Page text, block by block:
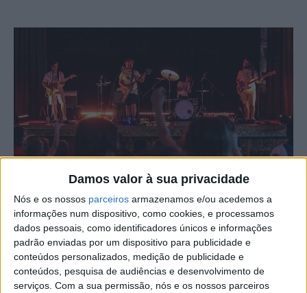
Damos valor à sua privacidade
Nós e os nossos parceiros armazenamos e/ou acedemos a
informações num dispositivo, como cookies, e processamos
dados pessoais, como identificadores únicos e informações
padrão enviadas por um dispositivo para publicidade e
conteúdos personalizados, medição de publicidade e
conteúdos, pesquisa de audiências e desenvolvimento de
serviços. Com a sua permissão, nós e os nossos parceiros
O Centro Cultural de Alcains, no concelho de Castelo
Branco, recebe o espetáculo “O Roque Nunca Vai
Acabar”, da Companhia Mascarenhas-Martins, esta
4ªfeira, 19 de novembro, às 15h.